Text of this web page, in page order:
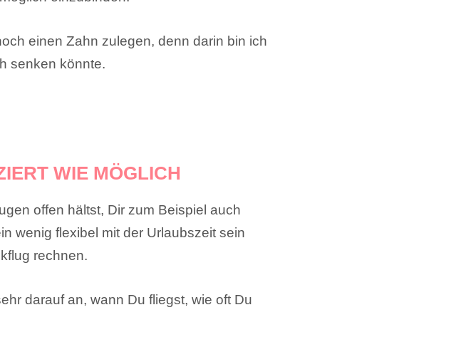
einen Zahn zulegen, denn darin bin ich
senken könnte.
WIE MÖGLICH
offen hältst, Dir zum Beispiel auch
wenig flexibel mit der Urlaubszeit sein
rechnen.
darauf an, wann Du fliegst, wie oft Du